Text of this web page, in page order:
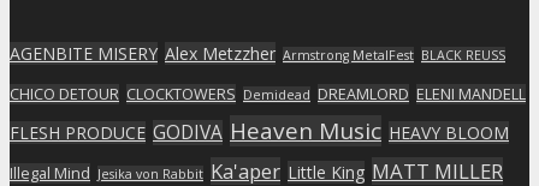
AGENBITE MISERY Alex Metzzher Armstrong MetalFest BLACK REUSS
CHICO DETOUR CLOCKTOWERS Demidead DREAMLORD ELENI MANDELL
FLESH PRODUCE GODIVA Heaven Music HEAVY BLOOM
Illegal Mind Jesika von Rabbit Ka'aper Little King MATT MILLER